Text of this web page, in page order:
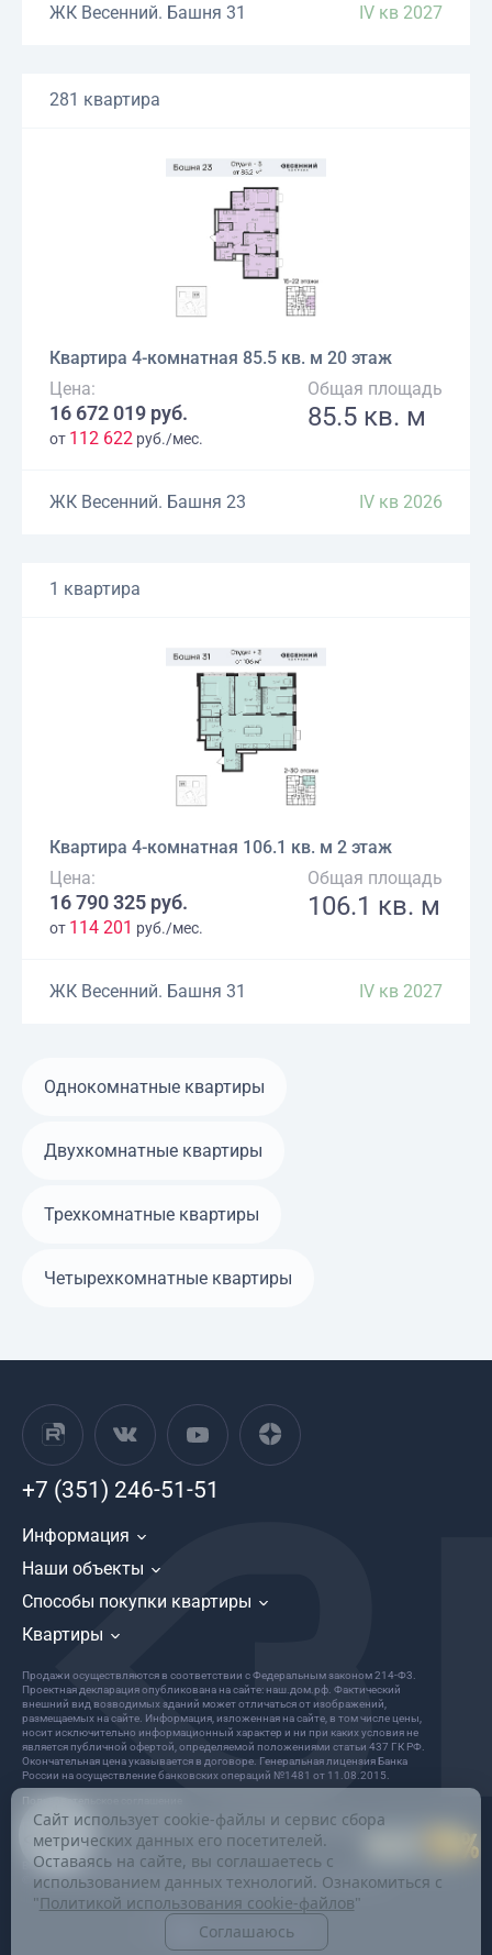
ЖК Весенний. Башня 31 IV кв 2027
281 квартира
Квартира 4-комнатная 85.5 кв. м 20 этаж
Цена:
16 672 019 руб.
от 112 622 руб./мес.
Общая площадь
85.5 кв. м
ЖК Весенний. Башня 23 IV кв 2026
1 квартира
Квартира 4-комнатная 106.1 кв. м 2 этаж
Цена:
16 790 325 руб.
от 114 201 руб./мес.
Общая площадь
106.1 кв. м
ЖК Весенний. Башня 31 IV кв 2027
Однокомнатные квартиры
Двухкомнатные квартиры
Трехкомнатные квартиры
Четырехкомнатные квартиры
Продажи осуществляются в соответствии с Федеральным законом 214-Ф3.
Проектная декларация опубликована на сайте: наш.дом.рф. Фактический
внешний вид возводимых зданий может отличаться от изображений,
размещаемых на сайте. Информация, изложенная на сайте, в том числе цены,
носит исключительно информационный характер и ни при каких условия не
является публичной офертой, определяемой положениями статьи 437 ГК РФ.
Окончательная цена указывается в договоре. Генеральная лицензия Банка
России на осуществление банковских операций №1481 от 11.08.2015.
Пользовательское соглашение
Политика в отношении обработки и защиты персональных данных
ООО «Девелопер Весна»
Все права защищены
© 2022 Информация на данном сайте не является публичной офертой.
Информация
Наши объекты
Способы покупки квартиры
Квартиры
+7 (351) 246-51-51
Сайт использует cookie-файлы и сервис сбора
метрических данных его посетителей.
Оставаясь на сайте, вы соглашаетесь с
использованием данных технологий. Ознакомиться с
"Политикой использования cookie-файлов"
Соглашаюсь